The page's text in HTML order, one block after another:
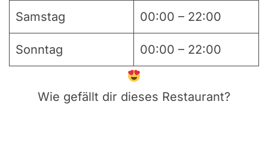
Samstag 00:00 – 22:00
Sonntag 00:00 – 22:00
Wie gefällt dir dieses Restaurant?